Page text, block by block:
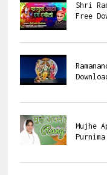
Shri
Free
Mujhe